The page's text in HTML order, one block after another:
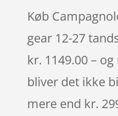
Køb
gear 12-27
kr. 1149.00 –
bliver det ikke
mere end kr.